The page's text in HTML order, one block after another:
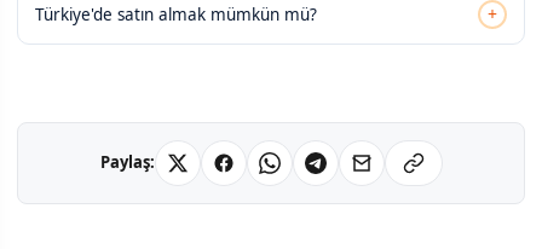
Türkiye'de satın almak mümkün mü? +
Paylaş: